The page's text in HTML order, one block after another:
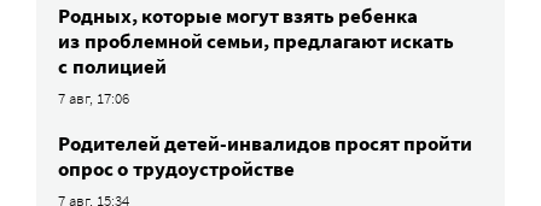
Родных, которые могут взять ребенка
из проблемной семьи, предлагают искать
с полицией
7 авг, 17:06
Родителей детей-инвалидов просят пройти
опрос о трудоустройстве
7 авг, 15:34